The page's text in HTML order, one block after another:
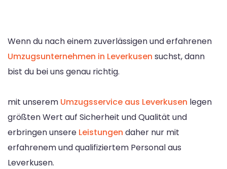
Wenn du nach einem zuverlässigen und erfahrenen
Umzugsunternehmen in Leverkusen suchst, dann
bist du bei uns genau richtig.
mit unserem Umzugsservice aus Leverkusen legen
größten Wert auf Sicherheit und Qualität und
erbringen unsere Leistungen daher nur mit
erfahrenem und qualifiziertem Personal aus
Leverkusen.